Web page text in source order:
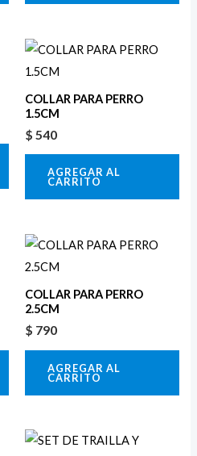
COLLAR PARA PERRO
1.5CM
$ 540
AGREGAR AL
CARRITO
COLLAR PARA PERRO
2.5CM
$ 790
AGREGAR AL
CARRITO